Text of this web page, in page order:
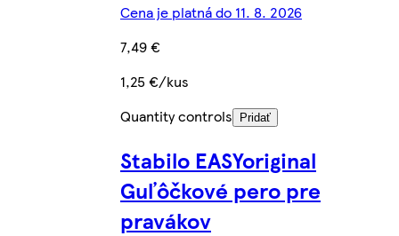
Cena je platná do 11. 8. 2026
7,49 €
1,25 €/kus
Quantity controls
Pridať
Stabilo EASYoriginal
Guľôčkové pero pre
pravákov